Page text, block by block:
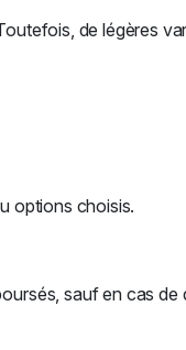
de légères
options choisis.
sauf en cas de